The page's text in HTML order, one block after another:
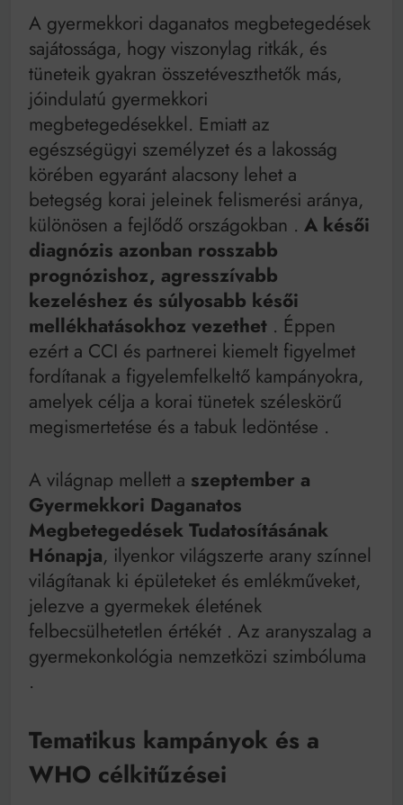
A gyermekkori daganatos megbetegedések
sajátossága, hogy viszonylag ritkák, és
tüneteik gyakran összetéveszthetők más,
jóindulatú gyermekkori
megbetegedésekkel. Emiatt az
egészségügyi személyzet és a lakosság
körében egyaránt alacsony lehet a
betegség korai jeleinek felismerési aránya,
különösen a fejlődő országokban . A késői
diagnózis azonban rosszabb
prognózishoz, agresszívabb
kezeléshez és súlyosabb késői
mellékhatásokhoz vezethet . Éppen
ezért a CCI és partnerei kiemelt figyelmet
fordítanak a figyelemfelkeltő kampányokra,
amelyek célja a korai tünetek széleskörű
megismertetése és a tabuk ledöntése .
A világnap mellett a szeptember a
Gyermekkori Daganatos
Megbetegedések Tudatosításának
Hónapja, ilyenkor világszerte arany színnel
világítanak ki épületeket és emlékműveket,
jelezve a gyermekek életének
felbecsülhetetlen értékét . Az aranyszalag a
gyermekonkológia nemzetközi szimbóluma
.
Tematikus kampányok és a
WHO célkitűzései